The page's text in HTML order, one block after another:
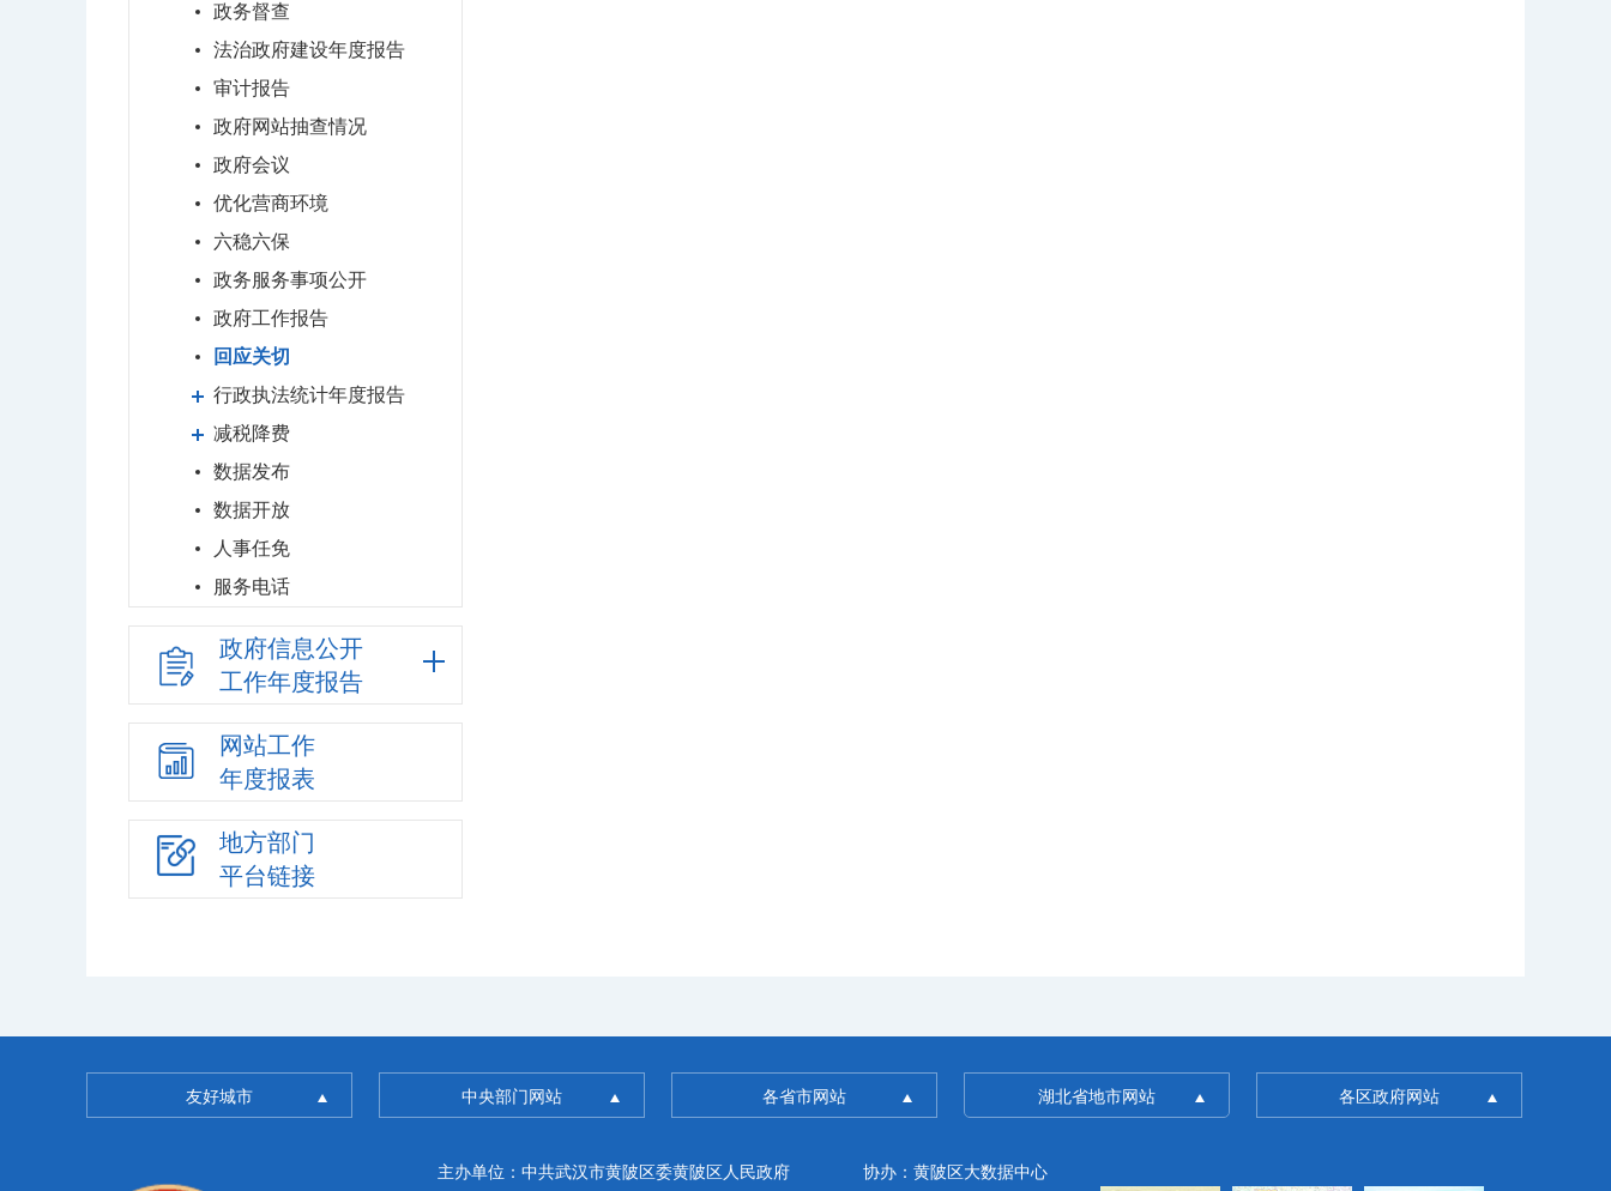
政务督查
法治政府建设年度报告
审计报告
政府网站抽查情况
政府会议
优化营商环境
六稳六保
政务服务事项公开
政府工作报告
回应关切
行政执法统计年度报告
减税降费
数据发布
数据开放
人事任免
服务电话
政府信息公开
工作年度报告
网站工作
年度报表
地方部门
平台链接
友好城市 中央部门网站 各省市网站 湖北省地市网站 各区政府网站
主办单位：中共武汉市黄陂区委黄陂区人民政府 协办：黄陂区大数据中心